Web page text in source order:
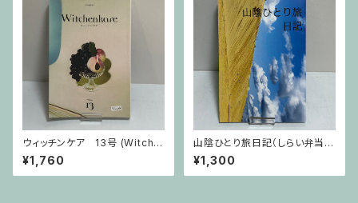
ウィッチンケア 13号 (Witche
nkare VOL.13)
¥1,760
山陰ひとり旅日記（しらい弁当
著）
¥1,300